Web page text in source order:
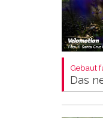
Gebaut
Das